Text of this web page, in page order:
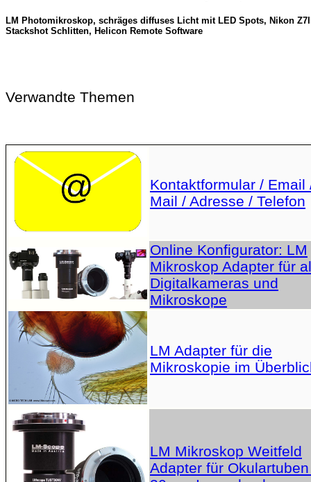
LM Photomikroskop, schräges diffuses Licht mit LED Spots, Nikon
Stackshot Schlitten, Helicon Remote Software
Verwandte Themen
Kontaktformular / Email
Mail / Adresse / Telefon
Online Konfigurator: LM
Mikroskop Adapter für
Digitalkameras und
Mikroskope
LM Adapter für die
Mikroskopie im
LM Mikroskop Weitfeld
Adapter für